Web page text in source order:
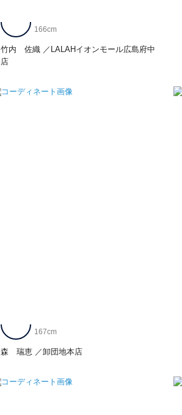
竹内 佐織
LALAHイオンモール広島府中
店
166cm
森 瑞恵 卸団地本店
167cm